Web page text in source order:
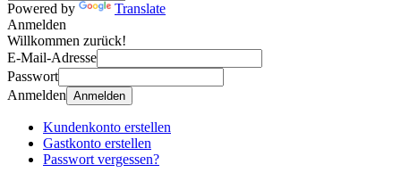
Powered by
Translate
Anmelden
Willkommen zurück!
E-Mail-Adresse
Passwort
Anmelden Anmelden
Kundenkonto erstellen
Gastkonto erstellen
Passwort vergessen?